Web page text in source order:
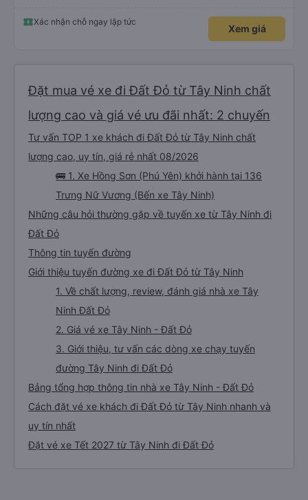
Xác nhận chỗ ngay lập tức
Xem giá
Đặt mua vé xe đi Đất Đỏ từ Tây Ninh chất
lượng cao và giá vé ưu đãi nhất: 2 chuyến
Tư vấn TOP 1 xe khách đi Đất Đỏ từ Tây Ninh chất
lượng cao, uy tín, giá rẻ nhất 08/2026
🚌 1. Xe Hồng Sơn (Phú Yên) khởi hành tại 136
Trưng Nữ Vương (Bến xe Tây Ninh)
Những câu hỏi thường gặp về tuyến xe từ Tây Ninh đi
Đất Đỏ
Thông tin tuyến đường
Giới thiệu tuyến đường xe đi Đất Đỏ từ Tây Ninh
1. Về chất lượng, review, đánh giá nhà xe Tây
Ninh Đất Đỏ
2. Giá vé xe Tây Ninh - Đất Đỏ
3. Giới thiệu, tư vấn các dòng xe chạy tuyến
đường Tây Ninh đi Đất Đỏ
Bảng tổng hợp thông tin nhà xe Tây Ninh - Đất Đỏ
Cách đặt vé xe khách đi Đất Đỏ từ Tây Ninh nhanh và
uy tín nhất
Đặt vé xe Tết 2027 từ Tây Ninh đi Đất Đỏ